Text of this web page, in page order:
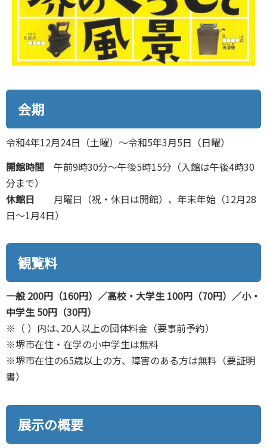
会期
令和4年12月24日（土曜）～令和5年3月5日（日曜）
開館時間 午前9時30分～午後5時15分（入館は午後4時30
分まで）
休館日 月曜日（祝・休日は開館）、年末年始（12月28
日～1月4日）
観覧料
一般 200円（160円）／高校・大学生 100円（70円）／小・
中学生 50円（30円）
※（ ）内は､20人以上の団体料金（要事前予約）
※堺市在住・在学の小中学生は無料
※堺市在住の65歳以上の方、障害のある方は無料（要証明
書）
展示の概要